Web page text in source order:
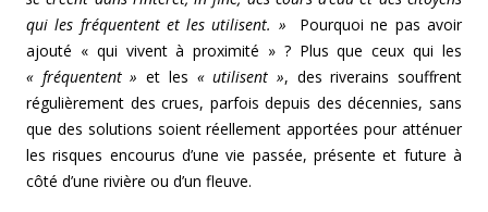
qui les fréquentent et les utilisent. »
Pourquoi ne pas avoir
ajouté « qui vivent à proximité » ? Plus que ceux qui les
« fréquentent » et les « utilisent », des riverains souffrent
régulièrement des crues, parfois depuis des décennies, sans
que des solutions soient réellement apportées pour atténuer
les risques encourus d’une vie passée, présente et future à
côté d’une rivière ou d’un fleuve.